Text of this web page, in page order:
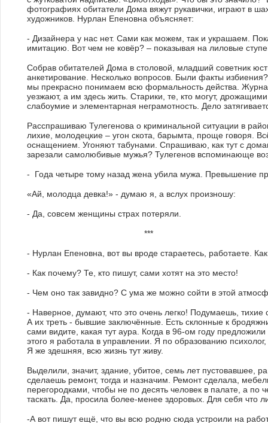
фотографиях обитатели Дома вяжут рукавички, играют в
художников. Нурлан Епеновна объясняет:
- Дизайнера у нас нет. Сами как можем, так и украшаем.
имитацию. Вот чем не ковёр? – показывая на лиловые
Собрав обитателей Дома в столовой, младший советник
анкетирование. Несколько вопросов. Были факты
мы прекрасно понимаем всю формальность действа.
уезжают, а им здесь жить. Старики, те, кто могут,
слабоумие и элементарная неграмотность. Дело
Расспрашиваю Тулегенова о криминальной ситуации в
лихие, молодецкие – угон скота, барымта, проще говоря.
оснащением. Угоняют табунами. Спрашиваю, как тут с
зарезали самолюбивые мужья? Тулегенов вспоминающе
- Года четыре тому назад жена убила мужа. Превышение
«Ай, молодца девка!» - думаю я, а вслух произношу:
- Да, совсем женщины страх потеряли.
***
- Нурлан Епеновна, вот вы вроде стараетесь, работаете.
- Как почему? Те, кто пишут, сами хотят на это место!
- Чем оно так завидно? С ума же можно сойти в этой
- Наверное, думают, что это очень легко! Подумаешь, тихие
А их треть - бывшие заключённые. Есть склонные к
сами видите, какая тут аура. Когда в 96-ом году
этого я работала в управлении. Я по образованию
Я же здешняя, всю жизнь тут живу.
Выделили, значит, здание, убитое, семь лет
сделаешь ремонт, тогда и назначим. Ремонт сделала,
перегородками, чтобы не по десять человек в палате, а по
таскать. Да, просила более-менее здоровых. Для себя что
-А вот пишут ещё, что вы всю родню сюда устроили на